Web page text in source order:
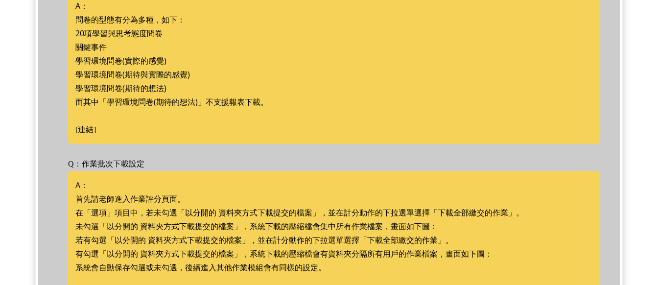
A：
問卷的型態有分為多種，如下：
20項學習與思考態度問卷
關鍵事件
學習環境問卷(實際的感覺)
學習環境問卷(期待與實際的感覺)
學習環境問卷(期待的想法)
而其中「學習環境問卷(期待的想法)」不支援報表下載。
[連結]
Q：作業批次下載設定
A：
首先請老師進入作業評分頁面。
在「選項」項目中，若未勾選「以分開的 資料夾方式下載提交的檔案」，並在計分動作的下拉選單選擇「下載全部繳交的作業」。
未勾選「以分開的 資料夾方式下載提交的檔案」，系統下載的壓縮檔會集中所有作業檔案，畫面如下圖：
若有勾選「以分開的 資料夾方式下載提交的檔案」，並在計分動作的下拉選單選擇「下載全部繳交的作業」。
有勾選「以分開的 資料夾方式下載提交的檔案」，系統下載的壓縮檔會有資料夾分隔所有用戶的作業檔案，畫面如下圖：
系統會自動保存勾選或未勾選，後續進入其他作業模組會有同樣的設定。